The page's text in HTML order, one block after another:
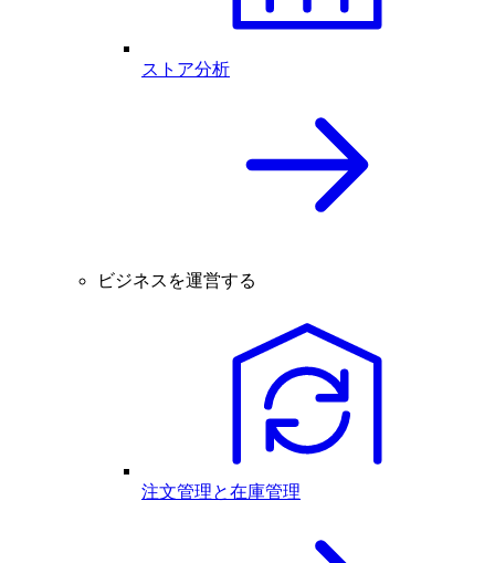
ストア分析
ビジネスを運営する
注文管理と在庫管理